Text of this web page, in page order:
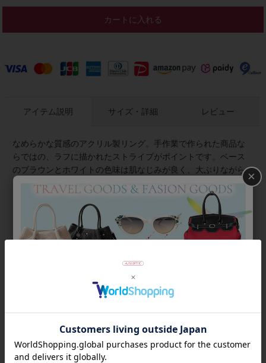
カートに入れる
アイテム説明
なめらかな質感のアクリル製リング。手作業で作られた商品な
らではの、ラフに描かれたストライプがポイントです。ベース
のブラウンとホワイトの色味は肌なじみが良く、大ぶりながら
★雑誌掲載アイテム★
GISELe8月号
サイズ・詳細 レビュー
返品について
×